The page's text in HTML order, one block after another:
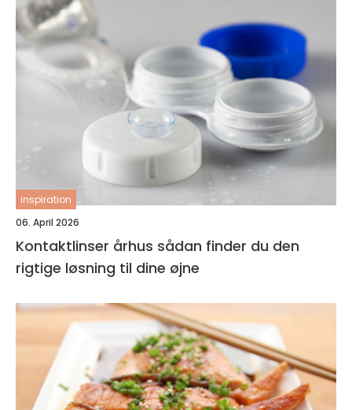
inspiration
06. April 2026
Kontaktlinser århus sådan finder du den
rigtige løsning til dine øjne